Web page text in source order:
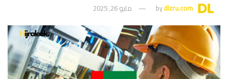
bydlzru.com مايو 26, 2025